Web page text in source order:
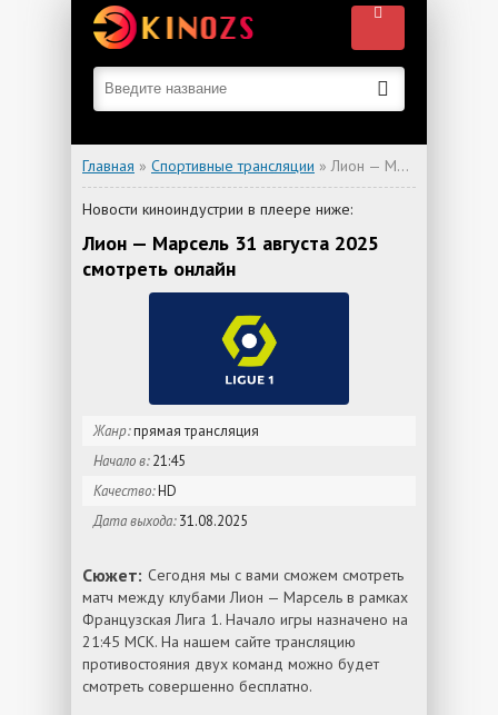
Главная » Спортивные трансляции » Лион — Марсель
Новости киноиндустрии в плеере ниже:
Лион — Марсель 31 августа 2025
смотреть онлайн
Жанр:прямая трансляция
Начало в:21:45
Качество:HD
Дата выхода:31.08.2025
Сюжет: Сегодня мы с вами сможем смотреть
матч между клубами Лион — Марсель в рамках
Французская Лига 1. Начало игры назначено на
21:45 МСК. На нашем сайте трансляцию
противостояния двух команд можно будет
смотреть совершенно бесплатно.